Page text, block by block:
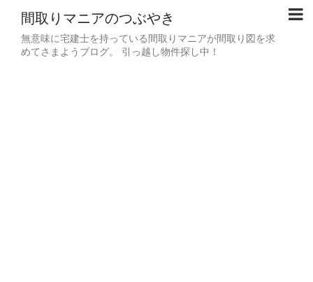
間取りマニアのつぶやき
無意味に宅建士を持っている間取りマニアが間取り図を求
めてさまようブログ。 引っ越し物件探し中！